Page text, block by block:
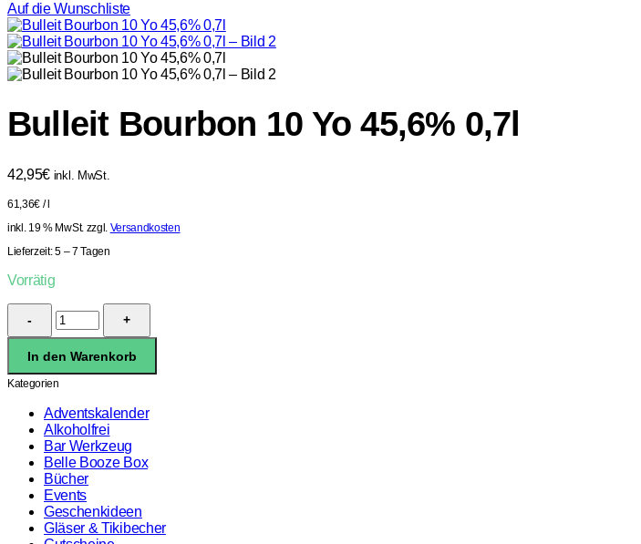
Auf die Wunschliste
Bulleit Bourbon 10 Yo 45,6% 0,7l
42,95€ inkl. MwSt.
61,36€ /l
inkl. 19 % MwSt. zzgl. Versandkosten
Lieferzeit:5 – 7 Tagen
Vorrätig
Bulleit
Bourbon
10
Yo
45,6%
0,7l
Menge
In den Warenkorb
Kategorien
Adventskalender
Alkoholfrei
Bar Werkzeug
Belle Booze Box
Bücher
Events
Geschenkideen
Gläser & Tikibecher